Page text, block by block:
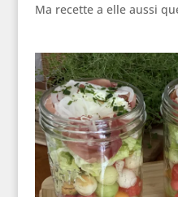
Ma recette a elle aussi